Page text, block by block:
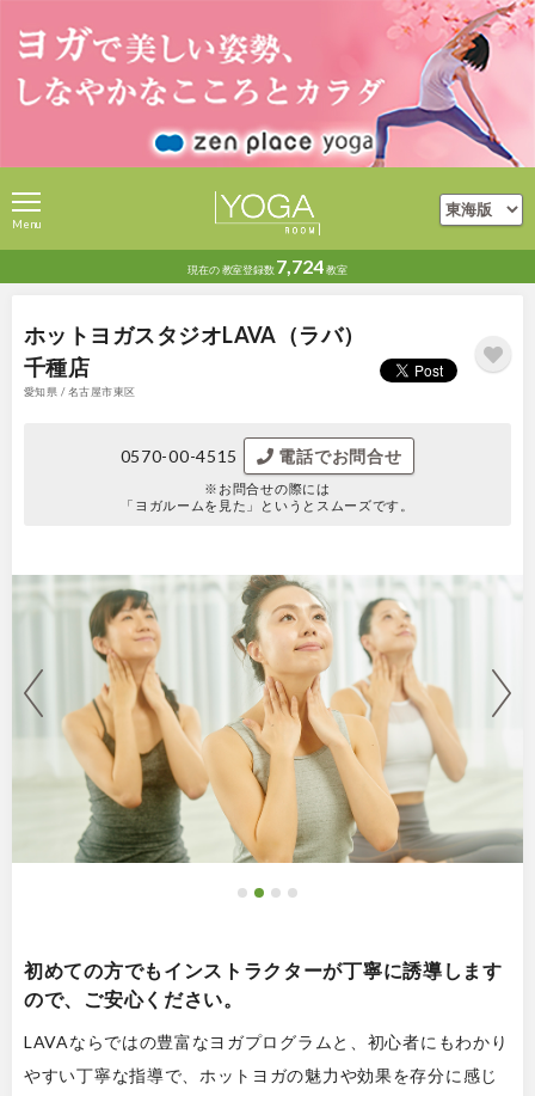
現在の教室登録数 7,724教室
Menu
ホットヨガスタジオLAVA（ラバ）
千種店
愛知県 / 名古屋市東区
0570-00-4515 電話でお問合せ
※お問合せの際には
「ヨガルームを見た」というとスムーズです。
初めての方でもインストラクターが丁寧に誘導します
ので、ご安心ください。
LAVAならではの豊富なヨガプログラムと、初心者にもわかり
やすい丁寧な指導で、ホットヨガの魅力や効果を存分に感じ